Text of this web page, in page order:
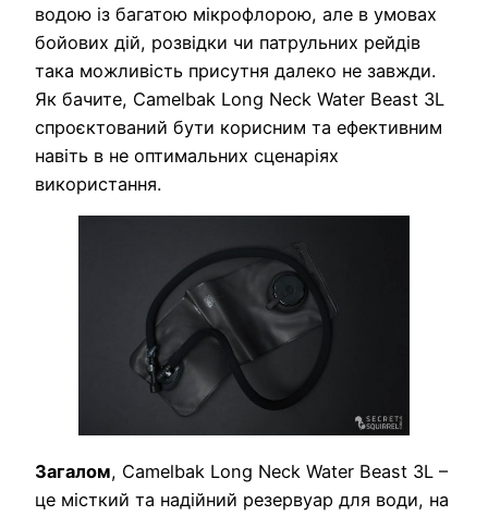
водою із багатою мікрофлорою, але в умовах
бойових дій, розвідки чи патрульних рейдів
така можливість присутня далеко не завжди.
Як бачите, Camelbak Long Neck Water Beast 3L
спроєктований бути корисним та ефективним
навіть в не оптимальних сценаріях
використання.
Загалом, Camelbak Long Neck Water Beast 3L –
це місткий та надійний резервуар для води, на